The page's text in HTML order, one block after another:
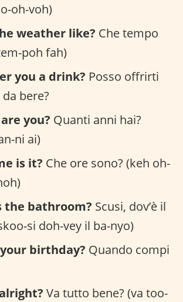
oh-voh)
weather like? Che tempo
poh fah)
you a drink? Posso offrirti
bere?
you? Quanti anni hai?
ni ai)
is it? Che ore sono? (keh oh-
the bathroom? Scusi, dov’è il
si doh-vey il ba-nyo)
birthday? Quando compi
Va tutto bene? (va too-